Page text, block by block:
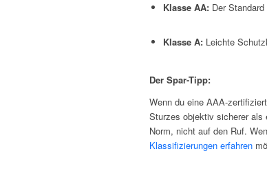
Klasse AA: Der
Klasse A: Leichte
Der Spar-Tipp:
Wenn du eine AAA-
Sturzes objektiv sicherer als
Norm, nicht auf den Ruf.
Klassifizierungen erfahren